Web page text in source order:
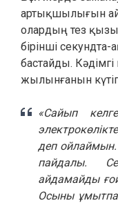
артықшылығын
олардың тез
бірінші
бастайды.
жылынғанын
«Сайып
деп ойлаймын.
пайдалы.
айдамайды
Осыны